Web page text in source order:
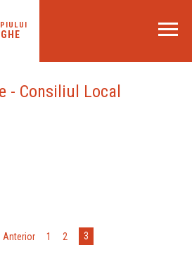
- Consiliul Local
Anterior 1 2 3